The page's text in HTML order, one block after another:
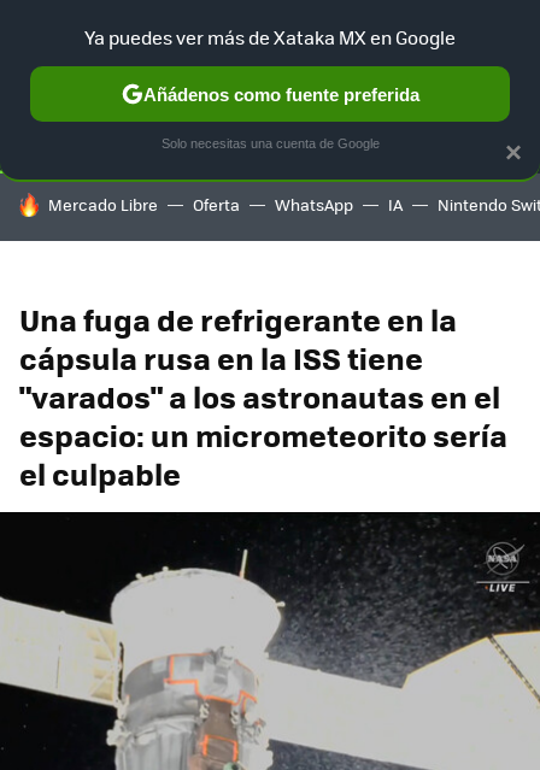
SELECCIÓN GAMING HOME AUTO TERRITORIO
HOY SE HABLA DE
Mercado Libre Oferta WhatsApp IA Nintendo
Una fuga de refrigerante en la
cápsula rusa en la ISS tiene
"varados" a los astronautas en el
espacio: un micrometeorito sería
el culpable
×
Ya puedes ver más de Xataka MX en Google
Añádenos como fuente preferida
Solo necesitas una cuenta de Google